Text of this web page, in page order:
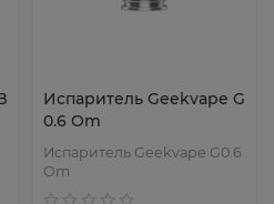
Испаритель Geekvape G
0.6 Om
Испаритель Geekvape G0.6
Om